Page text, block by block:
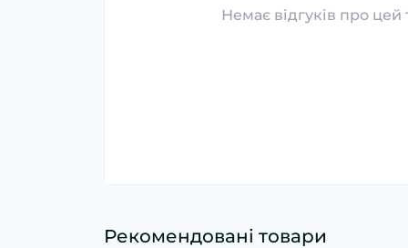
Немає відгуків про цей
Рекомендовані товари